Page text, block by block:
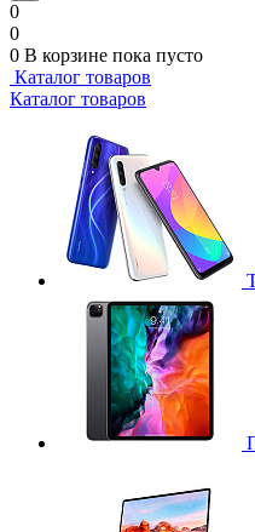
0
0
0 В корзине пока пусто
Каталог товаров
Каталог товаров